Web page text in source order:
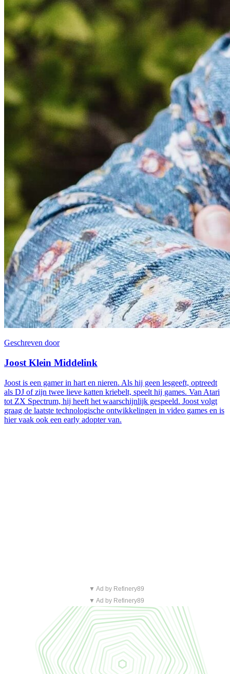
Geschreven door
Joost Klein Middelink
Joost is een gamer in hart en nieren. Als hij geen lesgeeft, optreedt
als DJ of zijn twee lieve katten kriebelt, speelt hij games. Van Atari
tot ZX Spectrum, hij heeft het waarschijnlijk gespeeld. Joost volgt
graag de laatste technologische ontwikkelingen in video games en is
hier vaak ook een early adopter van.
▼ Ad by Refinery89
▼ Ad by Refinery89